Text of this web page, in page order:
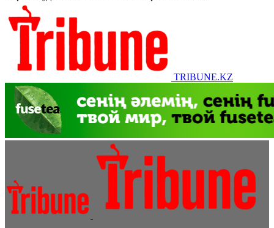
TRIBUNE.KZ